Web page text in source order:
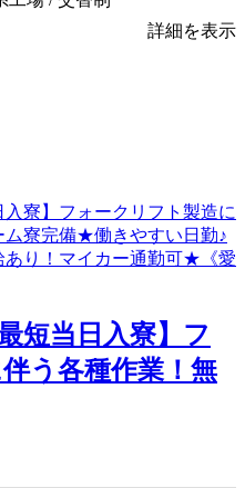
詳細を表示
短当日入寮】フ
う各種作業！無